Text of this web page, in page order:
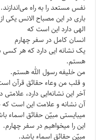
نفس مستعد را به راه می‌اندازند.
باری در این مصباح الانس یکی
الهی دارد این است که
انسان کامل در سفر چهارم
یک نشانه ایی دارد که هر کسی
هستم.
من خلیفه رسول الله هستم.
و قلب من وعاء حقائق قرآن
آخر این نشانه‌ایی دارد، علامتی
آن نشانه و علامت این است
میبایستی مبیّن حقائق اسماء
این را میخواهیم در سفر چهارم.
مبیّن حقائق اسماء باشد.